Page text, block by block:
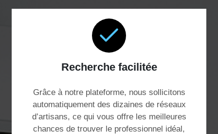
Recherche facilitée
Grâce à notre plateforme, nous sollicitons
automatiquement des dizaines de réseaux
d’artisans, ce qui vous offre les meilleures
chances de trouver le professionnel idéal,